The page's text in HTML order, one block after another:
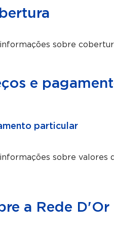
sobre
e
particular
sobre valores
a Rede D'Or